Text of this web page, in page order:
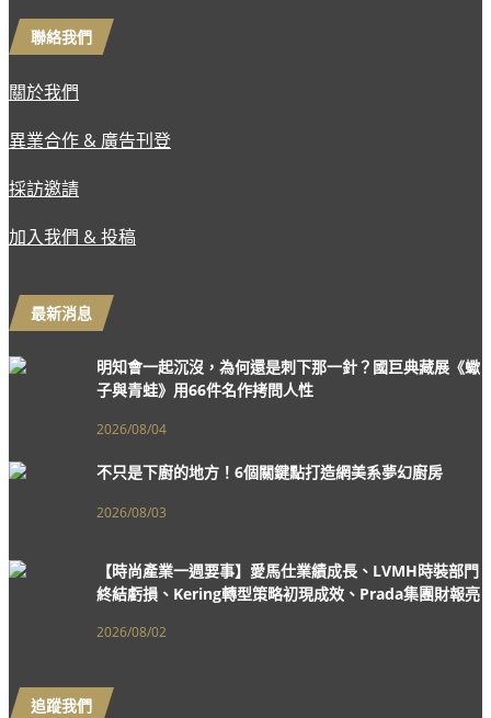
聯絡我們
關於我們
異業合作 & 廣告刊登
採訪邀請
加入我們 & 投稿
最新消息
明知會一起沉沒，為何還是刺下那一針？國巨典藏展《蠍
子與青蛙》用66件名作拷問人性
2026/08/04
不只是下廚的地方！6個關鍵點打造網美系夢幻廚房
2026/08/03
【時尚產業一週要事】愛馬仕業績成長、LVMH時裝部門
終結虧損、Kering轉型策略初現成效、Prada集團財報亮
2026/08/02
追蹤我們